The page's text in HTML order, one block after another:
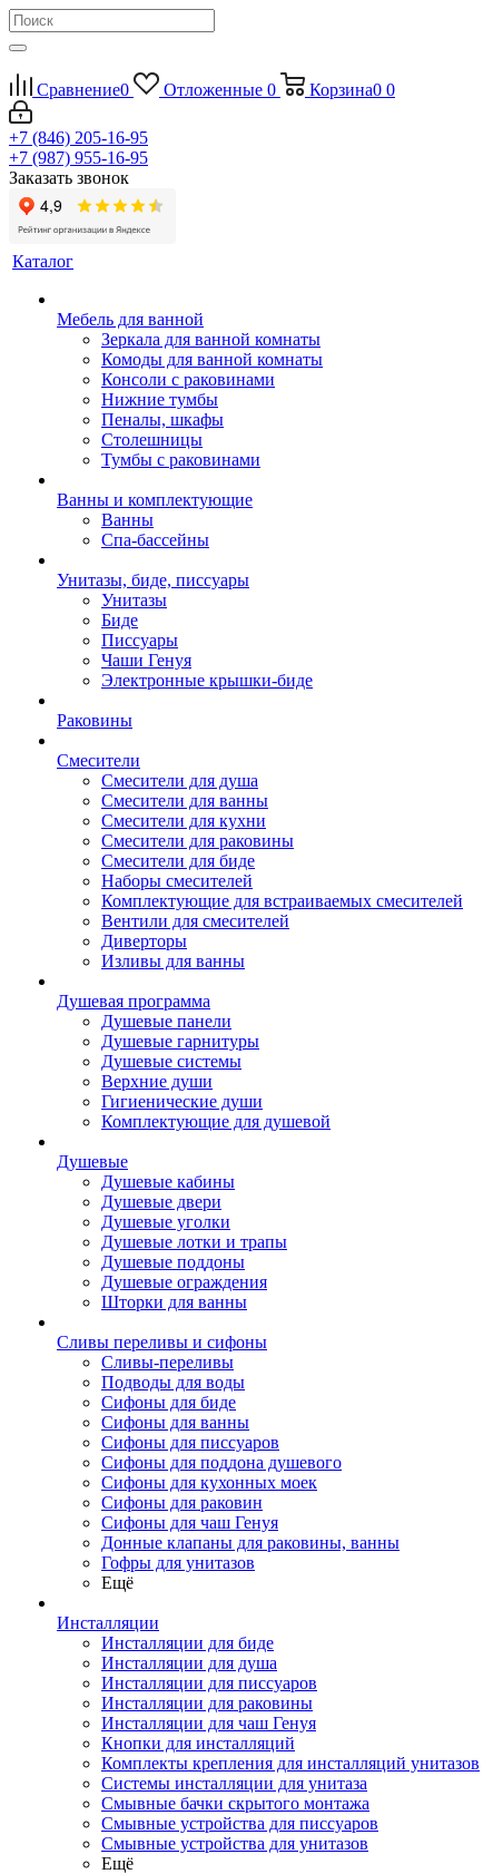
Сравнение0 Отложенные 0 Корзина0 0
+7 (846) 205-16-95
+7 (987) 955-16-95
Заказать звонок
Каталог
Мебель для ванной
Зеркала для ванной комнаты
Комоды для ванной комнаты
Консоли с раковинами
Нижние тумбы
Пеналы, шкафы
Столешницы
Тумбы с раковинами
Ванны и комплектующие
Ванны
Спа-бассейны
Унитазы, биде, писсуары
Унитазы
Биде
Писсуары
Чаши Генуя
Электронные крышки-биде
Раковины
Смесители
Смесители для душа
Смесители для ванны
Смесители для кухни
Смесители для раковины
Смесители для биде
Наборы смесителей
Комплектующие для встраиваемых смесителей
Вентили для смесителей
Диверторы
Изливы для ванны
Душевая программа
Душевые панели
Душевые гарнитуры
Душевые системы
Верхние души
Гигиенические души
Комплектующие для душевой
Душевые
Душевые кабины
Душевые двери
Душевые уголки
Душевые лотки и трапы
Душевые поддоны
Душевые ограждения
Шторки для ванны
Сливы переливы и сифоны
Сливы-переливы
Подводы для воды
Сифоны для биде
Сифоны для ванны
Сифоны для писсуаров
Сифоны для поддона душевого
Сифоны для кухонных моек
Сифоны для раковин
Сифоны для чаш Генуя
Донные клапаны для раковины, ванны
Гофры для унитазов
Ещё
Инсталляции
Инсталляции для биде
Инсталляции для душа
Инсталляции для писсуаров
Инсталляции для раковины
Инсталляции для чаш Генуя
Кнопки для инсталляций
Комплекты крепления для инсталляций унитазов
Системы инсталляции для унитаза
Смывные бачки скрытого монтажа
Смывные устройства для писсуаров
Смывные устройства для унитазов
Ещё